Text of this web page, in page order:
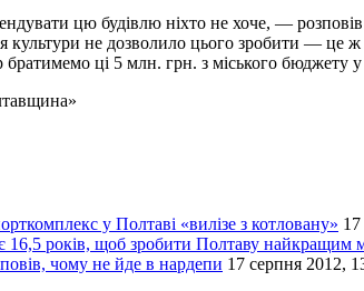
цю будівлю ніхто не хоче, —
культури не дозволило цього зробити — це
братимемо ці 5 млн. грн. з міського бюджету
у Полтаві «вилізе з котловану»
років, щоб зробити Полтаву найкращим
чому не йде в нардепи 17 серпня 2012,